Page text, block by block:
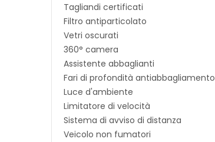
Tagliandi certificati
Filtro antiparticolato
Vetri oscurati
360° camera
Assistente abbaglianti
Fari di profondità antiabbagliamento
Luce d'ambiente
Limitatore di velocità
Sistema di avviso di distanza
Veicolo non fumatori